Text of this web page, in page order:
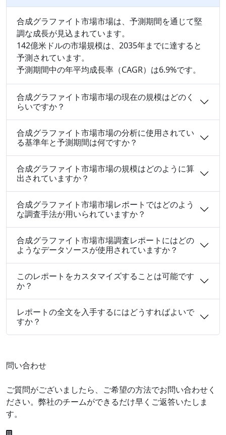
合成グラファイト市場市場は、予測期間を通じて堅
調な成長が見込まれています。
142億米ドルの市場規模は、2035年までに達すると
予測されています。
予測期間中の年平均成長率（CAGR）は6.9%です。
合成グラファイト市場市場の現在の規模はどのく
らいですか？
合成グラファイト市場市場の分析に使用されてい
る基準年と予測期間は何ですか？
合成グラファイト市場市場の規模はどのように算
出されていますか？
合成グラファイト市場市場レポートではどのよう
な調査手法が用いられていますか？
合成グラファイト市場市場調査レポートにはどの
ようなデータソースが使用されていますか？
このレポートをカスタマイズすることは可能です
か？
レポートの全文を入手するにはどうすればよいで
すか？
問い合わせ
ご質問がございましたら、ご希望の方法でお問い合わせく
ださい。弊社のチームができるだけ早くご返答いたしま
す。